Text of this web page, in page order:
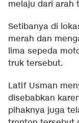
melaju dari arah
Setibanya di
merah dan
lima sepeda
truk tersebut.
Latif Usman
disebabkan
pihaknya juga